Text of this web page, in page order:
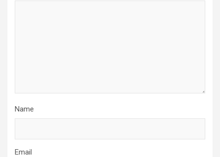
Name
Email